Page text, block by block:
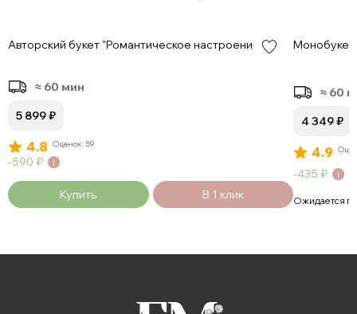
Авторский букет "Романтическое настроение "
≈ 60 мин
5 899₽
4.8 Оценок: 59
590 ₽
Купить В 1 клик
Монобукет
≈ 60
4 349₽
4.9
435 ₽
Ожидается